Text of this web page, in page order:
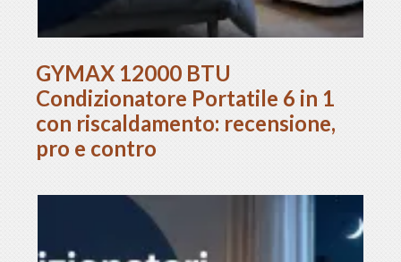
GYMAX 12000 BTU
Condizionatore Portatile 6 in 1
con riscaldamento: recensione,
pro e contro